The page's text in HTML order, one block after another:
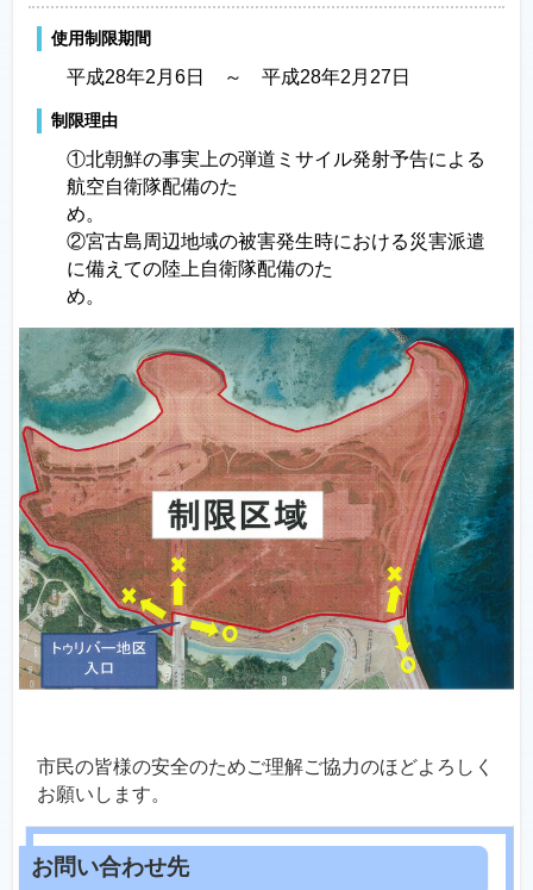
使用制限期間
平成28年2月6日 ～ 平成28年2月27日
制限理由
①北朝鮮の事実上の弾道ミサイル発射予告による
航空自衛隊配備のた
め
②宮古島周辺地域の被害発生時における災害派遣
に備えての陸上自衛隊配備のた
市民の皆様の安全のためご理解ご協力のほどよろしく
お願いします。